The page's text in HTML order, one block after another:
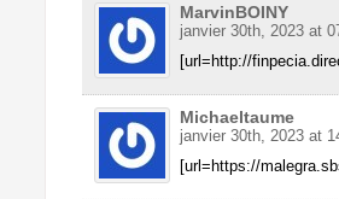
MarvinBOINY
janvier 30th, 2023 at
[url=http://
Michaeltaume
janvier 30th, 2023 at
[url=https://